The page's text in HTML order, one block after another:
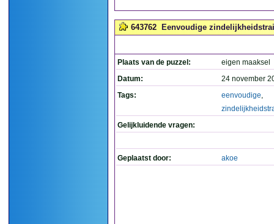
643762 Eenvoudige
Plaats van de puzzel:
eigen maaksel
Datum:
24 november
Tags:
eenvoudige,
Gelijkluidende vragen:
Geplaatst door: akoe